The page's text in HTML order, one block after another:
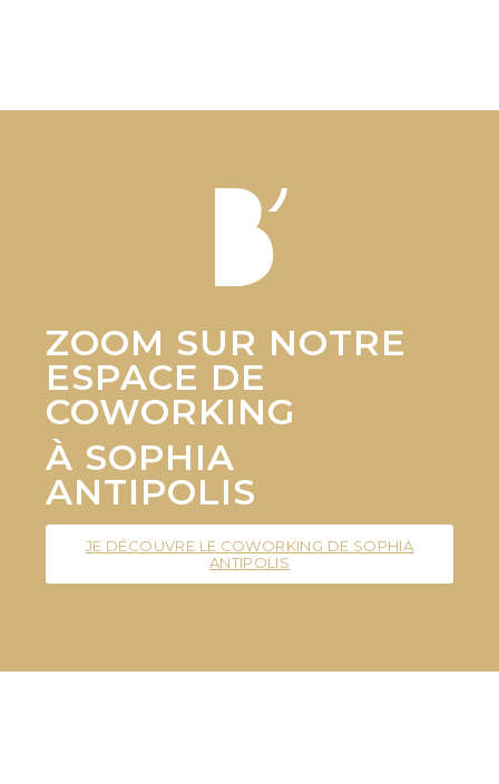
ZOOM SUR NOTRE
ESPACE DE
COWORKING
À SOPHIA
ANTIPOLIS
JE DÉCOUVRE LE COWORKING DE SOPHIA
ANTIPOLIS